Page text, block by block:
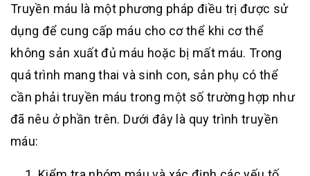
Truyền máu là một phương pháp điều trị được sử
dụng để cung cấp máu cho cơ thể khi cơ thể
không sản xuất đủ máu hoặc bị mất máu. Trong
quá trình mang thai và sinh con, sản phụ có thể
cần phải truyền máu trong một số trường hợp như
đã nêu ở phần trên. Dưới đây là quy trình truyền
máu: